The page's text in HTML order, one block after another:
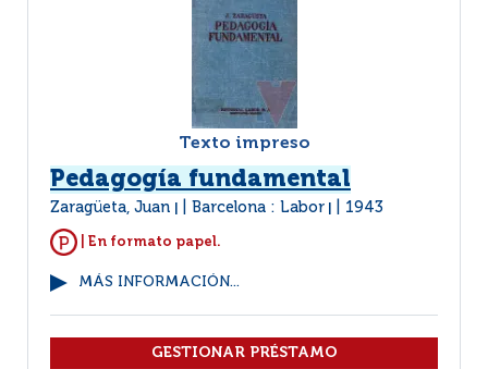
Texto impreso
Pedagogía fundamental
Zaragüeta, Juan Barcelona : Labor 1943
| En formato papel.
MÁS INFORMACIÓN...